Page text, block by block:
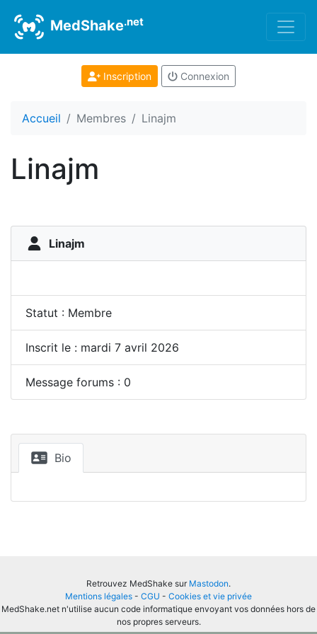
MedShake.net
Inscription Connexion
Accueil Membres Linajm
Linajm
Linajm
Statut : Membre
Inscrit le : mardi 7 avril 2026
Message forums : 0
Bio
Retrouvez MedShake sur Mastodon.
Mentions légales - CGU - Cookies et vie privée
MedShake.net n'utilise aucun code informatique envoyant vos données hors de
nos propres serveurs.